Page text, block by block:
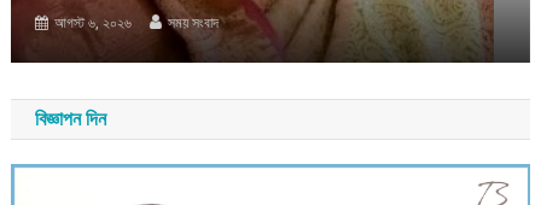
আগস্ট ৬, ২০২৬ সময় সংবাদ
বিজ্ঞাপন দিন